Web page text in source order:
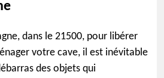
dans le 21500, pour libérer
votre cave, il est inévitable
des objets qui